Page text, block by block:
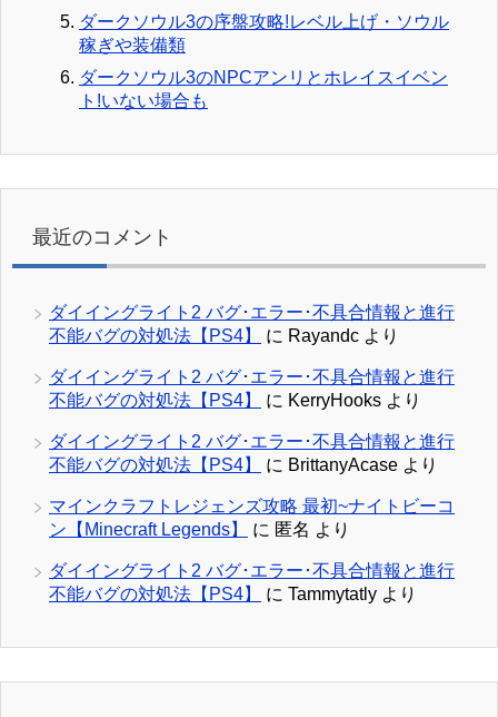
ダークソウル3の序盤攻略!レベル上げ・ソウル
稼ぎや装備類
ダークソウル3のNPCアンリとホレイスイベン
ト!いない場合も
最近のコメント
ダイイングライト2 バグ･エラー･不具合情報と進行
不能バグの対処法【PS4】
に Rayandc より
ダイイングライト2 バグ･エラー･不具合情報と進行
不能バグの対処法【PS4】
に KerryHooks より
ダイイングライト2 バグ･エラー･不具合情報と進行
不能バグの対処法【PS4】
に BrittanyAcase より
マインクラフトレジェンズ攻略 最初~ナイトビーコ
ン【Minecraft Legends】
に 匿名 より
ダイイングライト2 バグ･エラー･不具合情報と進行
不能バグの対処法【PS4】
に Tammytatly より